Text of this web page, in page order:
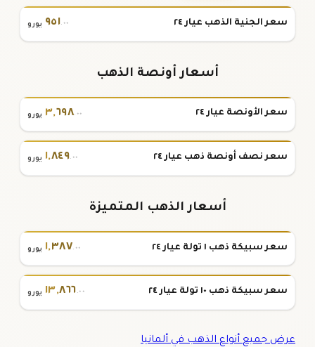
سعر الجنية الذهب عيار ٢٤ ٩٥١.٠٠ يورو
أسعار أونصة الذهب
سعر الأونصة عيار ٢٤ ٣,٦٩٨.٠٠ يورو
سعر نصف أونصة ذهب عيار ٢٤ ١,٨٤٩.٠٠ يورو
أسعار الذهب المتميزة
سعر سبيكة ذهب ١ تولة عيار ٢٤ ١,٣٨٧.٠٠ يورو
سعر سبيكة ذهب ١٠ تولة عيار ٢٤ ١٣,٨٦٦.٠٠ يورو
عرض جميع أنواع الذهب في ألمانيا